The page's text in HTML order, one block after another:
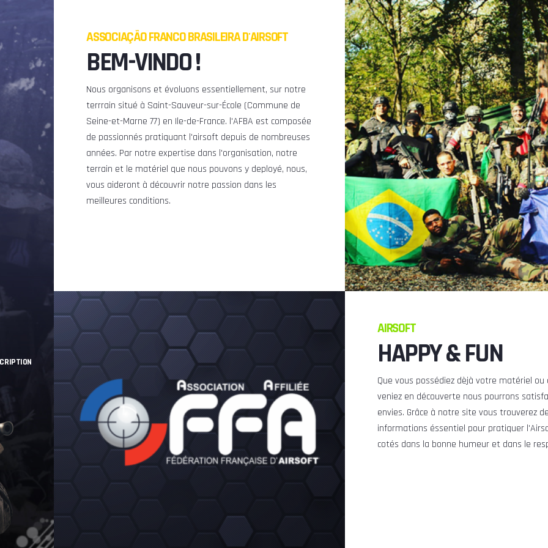
ASSOCIAÇÃO FRANCO BRASILEIRA D'AIRSOFT
BEM-VINDO !
Nous organisons et évoluons essentiellement, sur notre
terrrain situé à Saint-Sauveur-sur-École (Commune de
Seine-et-Marne 77) en Ile-de-France. l'AFBA est composée
de passionnés pratiquant l'airsoft depuis de nombreuses
années. Par notre expertise dans l'organisation, notre
terrain et le matériel que nous pouvons y deployé, nous,
vous aideront à découvrir notre passion dans les
meilleures conditions.
AIRSOFT
HAPPY & FUN
Que vous possédiez dèjà votre matériel ou
veniez en découverte nous pourrons
envies. Grâce à notre site vous trouverez
informations éssentiel pour pratiquer
cotés dans la bonne humeur et dans le